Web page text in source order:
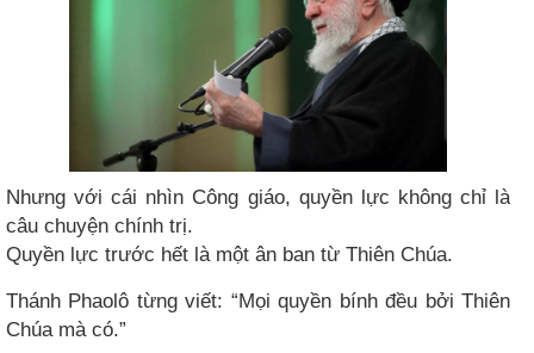
Nhưng với cái nhìn Công giáo, quyền lực không chỉ là
câu chuyện chính trị.
Quyền lực trước hết là một ân ban từ Thiên Chúa.
Thánh Phaolô từng viết: “Mọi quyền bính đều bởi Thiên
Chúa mà có.”